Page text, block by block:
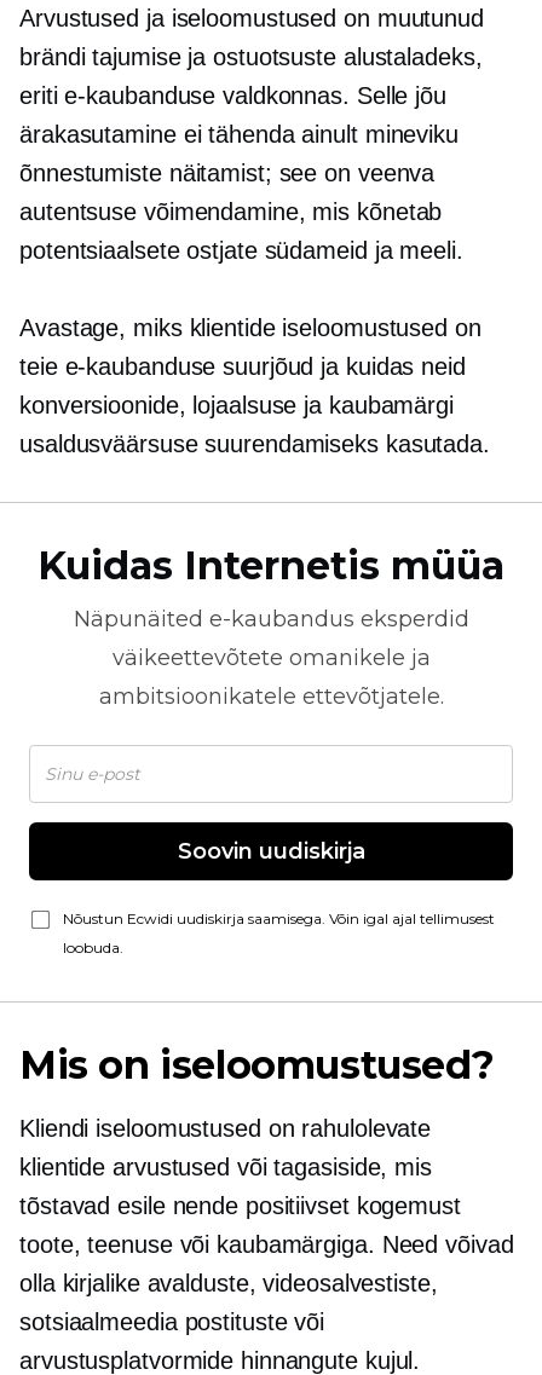
Arvustused ja iseloomustused on muutunud
brändi tajumise ja ostuotsuste alustaladeks,
eriti e-kaubanduse valdkonnas. Selle jõu
ärakasutamine ei tähenda ainult mineviku
õnnestumiste näitamist; see on veenva
autentsuse võimendamine, mis kõnetab
potentsiaalsete ostjate südameid ja meeli.
Avastage, miks klientide iseloomustused on
teie e-kaubanduse suurjõud ja kuidas neid
konversioonide, lojaalsuse ja kaubamärgi
usaldusväärsuse suurendamiseks kasutada.
Kuidas Internetis müüa
Näpunäited e-kaubandus eksperdid
väikeettevõtete omanikele ja
ambitsioonikatele ettevõtjatele.
Soovin uudiskirja
Nõustun Ecwidi uudiskirja saamisega. Võin igal ajal tellimusest
loobuda.
Mis on iseloomustused?
Kliendi iseloomustused on rahulolevate
klientide arvustused või tagasiside, mis
tõstavad esile nende positiivset kogemust
toote, teenuse või kaubamärgiga. Need võivad
olla kirjalike avalduste, videosalvestiste,
sotsiaalmeedia postituste või
arvustusplatvormide hinnangute kujul.